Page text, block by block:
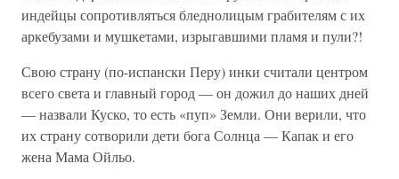
индейцы сопротивляться бледнолицым грабителям с их
аркебузами и мушкетами, изрыгавшими пламя и пули?!
Свою страну (по-испански Перу) инки считали центром
всего света и главный город — он дожил до наших дней
— назвали Куско, то есть «пуп» Земли. Они верили, что
их страну сотворили дети бога Солнца — Капак и его
жена Мама Ойльо.